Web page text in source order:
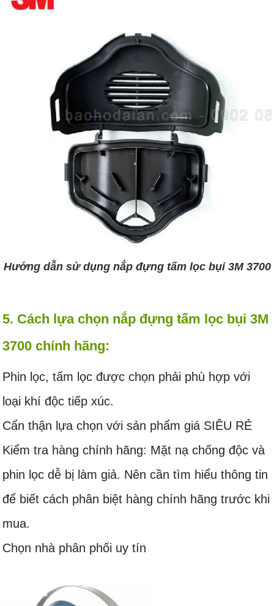
Hướng dẫn sử dụng nắp đựng tấm lọc bụi 3M 3700
5. Cách lựa chọn nắp đựng tấm lọc bụi 3M
3700 chính hãng:
Phin lọc, tấm lọc được chọn phải phù hợp với
loại khí độc tiếp xúc.
Cẩn thận lựa chọn với sản phẩm giá SIÊU RẺ
Kiểm tra hàng chính hãng: Mặt nạ chống độc và
phin lọc dễ bị làm giả. Nên cần tìm hiểu thông tin
để biết cách phân biệt hàng chính hãng trước khi
mua.
Chọn nhà phân phối uy tín